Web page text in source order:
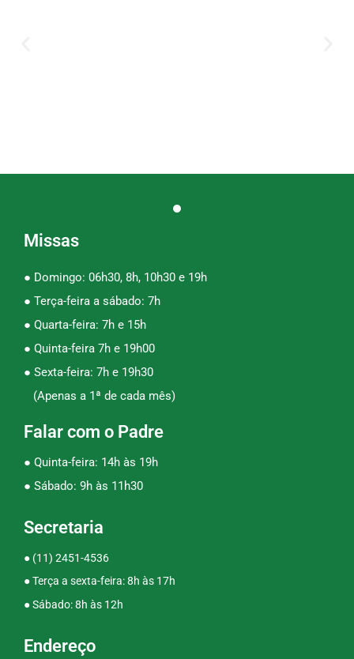
Missas
● Domingo: 06h30, 8h, 10h30 e 19h
● Terça-feira a sábado: 7h
● Quarta-feira: 7h e 15h
● Quinta-feira 7h e 19h00
● Sexta-feira: 7h e 19h30
(Apenas a 1ª de cada mês)
Falar com o Padre
● Quinta-feira: 14h às 19h
● Sábado: 9h às 11h30
Secretaria
● (11) 2451-4536
● Terça a sexta-feira: 8h às 17h
● Sábado: 8h às 12h
Endereço